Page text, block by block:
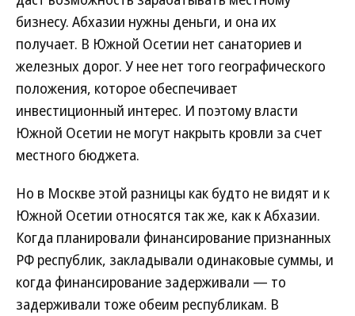
бизнесу. Абхазии нужны деньги, и она их
получает. В Южной Осетии нет санаториев и
железных дорог. У нее нет того географического
положения, которое обеспечивает
инвестиционный интерес. И поэтому власти
Южной Осетии не могут накрыть кровли за счет
местного бюджета.
Но в Москве этой разницы как будто не видят и к
Южной Осетии относятся так же, как к Абхазии.
Когда планировали финансирование признанных
РФ республик, закладывали одинаковые суммы, и
когда финансирование задерживали — то
задерживали тоже обеим республикам. В